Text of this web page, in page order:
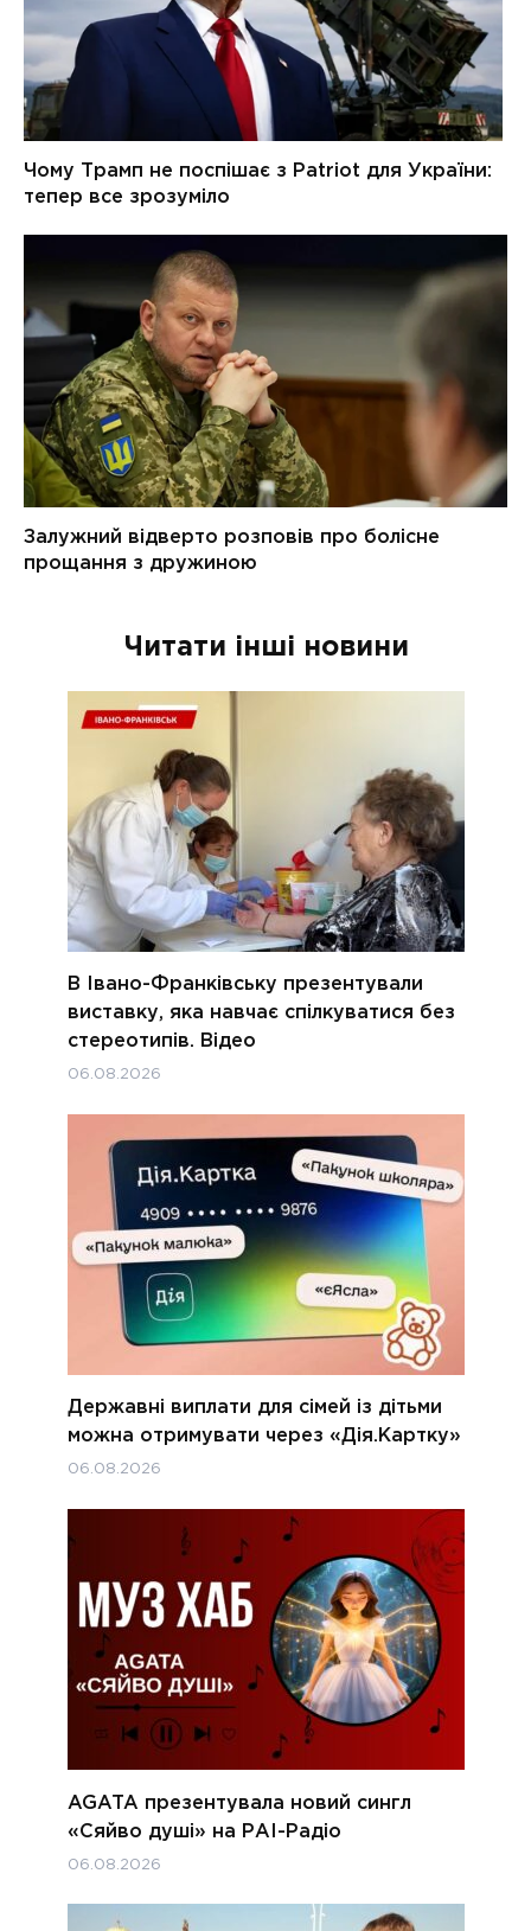
Читати інші новини
В Івано-Франківську презентували
виставку, яка навчає спілкуватися без
стереотипів. Відео
06.08.2026
Державні виплати для сімей із дітьми
можна отримувати через «Дія.Картку»
06.08.2026
AGATA презентувала новий сингл
«Сяйво душі» на РАІ-Радіо
06.08.2026